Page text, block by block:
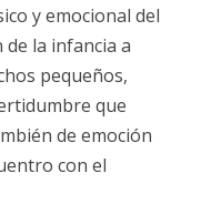
y emocional del
la infancia a
pequeños,
que
de emoción
con el